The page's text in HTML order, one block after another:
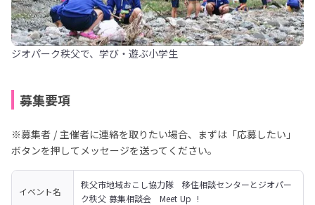
ジオパーク秩父で、学び・遊ぶ小学生
募集要項
※募集者 / 主催者に連絡を取りたい場合、まずは「応募したい」
ボタンを押してメッセージを送ってください。
イベント名
秩父市地域おこし協力隊　移住相談センターとジオパー
ク秩父 募集相談会　Meet Up  !